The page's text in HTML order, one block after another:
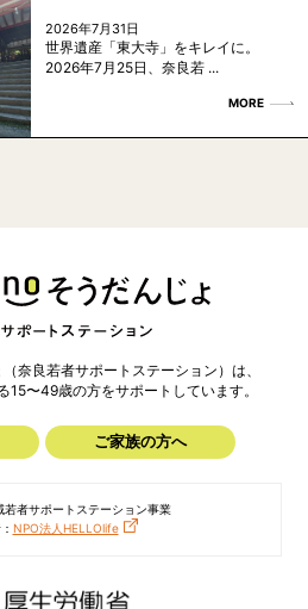
2026年7月31日
世界遺産「東大寺」をキレイに。
2026年7月25日、奈良若 ...
MORE
奈良若者サポートステーション）は、
15〜49歳の方をサポートしています。
ご家族の方へ
若者サポートステーション事業
NPO法人HELLOlife